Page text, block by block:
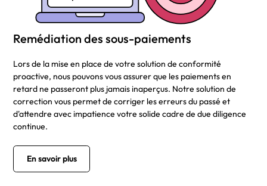
Remédiation des sous-paiements
Lors de la mise en place de votre solution de conformité
proactive, nous pouvons vous assurer que les paiements en
retard ne passeront plus jamais inaperçus. Notre solution de
correction vous permet de corriger les erreurs du passé et
d'attendre avec impatience votre solide cadre de due diligence
continue.
En savoir plus